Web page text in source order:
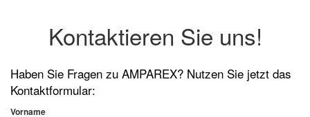
Kontaktieren Sie uns!
Haben Sie Fragen zu AMPAREX? Nutzen Sie jetzt das
Kontaktformular:
Vorname